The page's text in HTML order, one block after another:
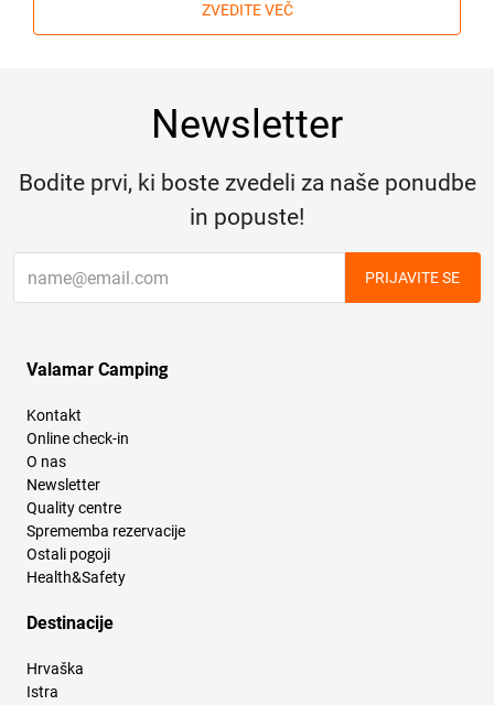
ZVEDITE VEČ
Newsletter
Bodite prvi, ki boste zvedeli za naše ponudbe
in popuste!
PRIJAVITE SE
Valamar Camping
Kontakt
Online check-in
O nas
Newsletter
Quality centre
Sprememba rezervacije
Ostali pogoji
Health&Safety
Destinacije
Hrvaška
Istra